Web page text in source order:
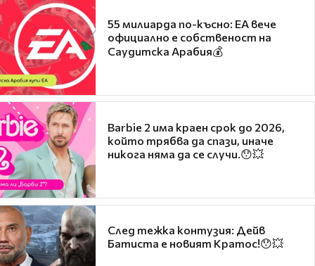
55 милиарда по-късно: EA вече
официално е собственост на
Саудитска Арабия💰
Barbie 2 има краен срок до 2026,
който трябва да спази, иначе
никога няма да се случи.😯💥
След тежка контузия: Дейв
Батиста е новият Кратос!😯💥